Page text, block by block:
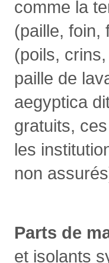
comme la
(paille, foin,
(poils,
paille de
aegyptica
gratuits,
les
non
Parts de
et isolants